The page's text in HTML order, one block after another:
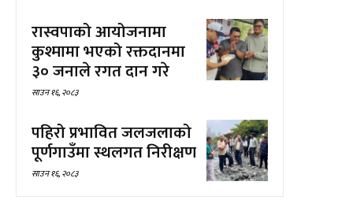
रास्वपाको आयोजनामा
कुश्मामा भएको रक्तदानमा
३० जनाले रगत दान गरे
साउन १६, २०८३
पहिरो प्रभावित जलजलाको
पूर्णगाउँमा स्थलगत निरीक्षण
साउन १६, २०८३